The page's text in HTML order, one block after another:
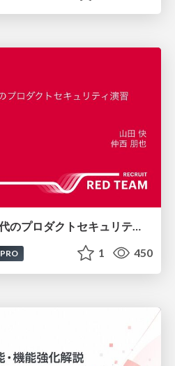
攻撃と防御で学ぶAI時代のプロダクトセキュリティ演習
PRO 1 450